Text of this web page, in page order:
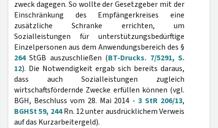
zweck dagegen. So wollte der Gesetzgeber mit der
Einschränkung des Empfängerkreises eine
zusätzliche Schranke errichten, um
Sozialleistungen für unterstützungsbedürftige
Einzelpersonen aus dem Anwendungsbereich des §
264StGB auszuschließen (BT-Drucks. 7/5291, S.
12). Die Notwendigkeit ergab sich bereits daraus,
dass auch Sozialleistungen zugleich
wirtschaftsfördernde Zwecke erfüllen können (vgl.
BGH, Beschluss vom 28. Mai 2014 -3 StR 206/13,
BGHSt 59, 244Rn. 12 unter ausdrücklichem Verweis
auf das Kurzarbeitergeld).